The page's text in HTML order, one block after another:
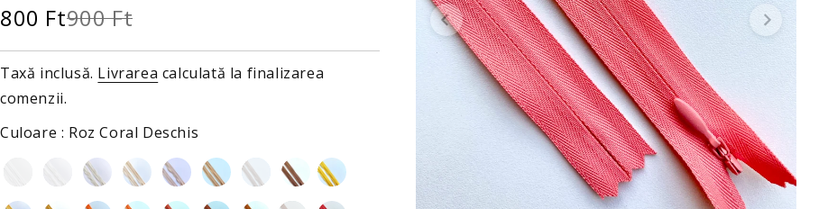
800 Ft900 Ft
Taxă inclusă. Livrarea calculată la finalizarea
comenzii.
Culoare : Roz Coral Deschis